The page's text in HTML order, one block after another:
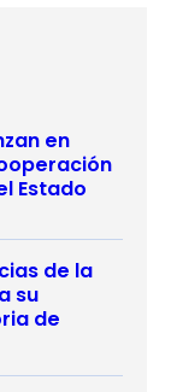
en
Estado
de la
su
de